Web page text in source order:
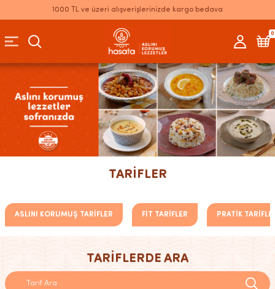
1000 TL ve üzeri alışverişlerinizde kargo bedava
0
TARİFLER
ASLINI KORUMUŞ TARİFLER FİT TARİFLER PRATİK
TARİFLERDE ARA